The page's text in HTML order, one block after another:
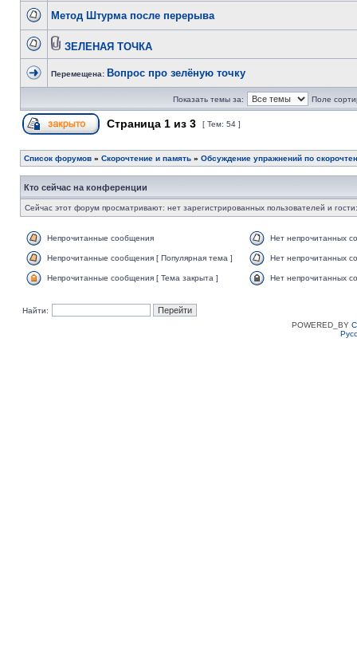
Метод Штурма после перерыва
ЗЕЛЕНАЯ ТОЧКА
Перемещена: Вопрос про зелёную точку
Показать темы за: Поле
Страница 1 из 3 [ Тем: 54 ]
Список форумов » Скорочтение и память » Обсуждение упражнений по
Кто сейчас на конференции
Сейчас этот форум просматривают: нет зарегистрированных пользователей и
Непрочитанные сообщения Нет непрочитанных
Непрочитанные сообщения [ Популярная тема ] Нет непрочитанных
Непрочитанные сообщения [ Тема закрыта ] Нет непрочитанных
Найти:
POWERED_BY